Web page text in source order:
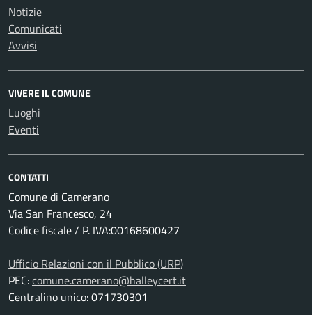
Notizie
Comunicati
Avvisi
VIVERE IL COMUNE
Luoghi
Eventi
CONTATTI
Comune di Camerano
Via San Francesco, 24
Codice fiscale / P. IVA:00168600427
Ufficio Relazioni con il Pubblico (URP)
PEC:comune.camerano@halleycert.it
Centralino unico: 071730301